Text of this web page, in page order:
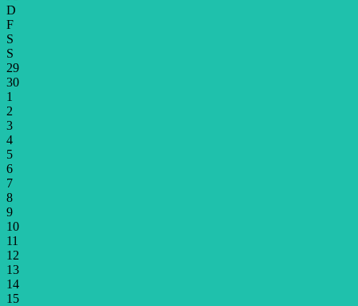
D
F
S
S
29
30
1
2
3
4
5
6
7
8
9
10
11
12
13
14
15